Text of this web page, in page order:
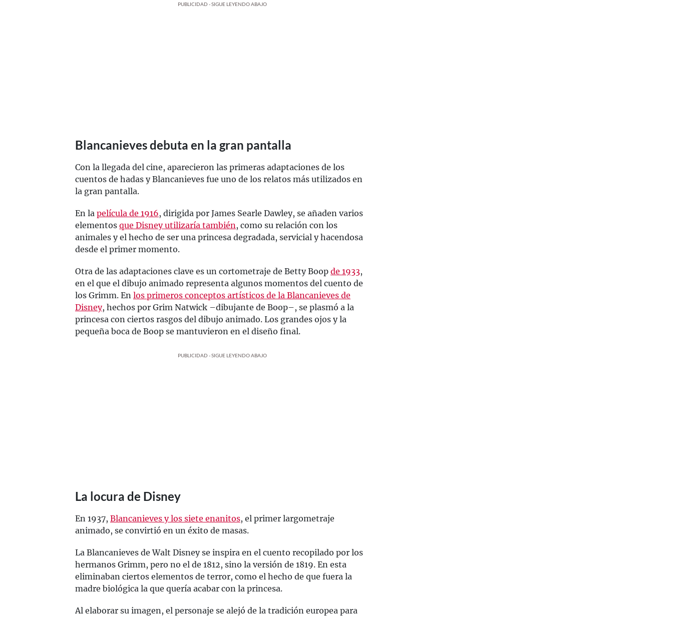
PUBLICIDAD - SIGUE LEYENDO ABAJO
Blancanieves debuta en la gran pantalla
Con la llegada del cine, aparecieron las primeras adaptaciones de los
cuentos de hadas y Blancanieves fue uno de los relatos más utilizados en
la gran pantalla.
En la película de 1916, dirigida por James Searle Dawley, se añaden varios
elementos que Disney utilizaría también, como su relación con los
animales y el hecho de ser una princesa degradada, servicial y hacendosa
desde el primer momento.
Otra de las adaptaciones clave es un cortometraje de Betty Boop de 1933,
en el que el dibujo animado representa algunos momentos del cuento de
los Grimm. En los primeros conceptos artísticos de la Blancanieves de
Disney, hechos por Grim Natwick –dibujante de Boop–, se plasmó a la
princesa con ciertos rasgos del dibujo animado. Los grandes ojos y la
pequeña boca de Boop se mantuvieron en el diseño final.
PUBLICIDAD - SIGUE LEYENDO ABAJO
La locura de Disney
En 1937, Blancanieves y los siete enanitos, el primer largometraje
animado, se convirtió en un éxito de masas.
La Blancanieves de Walt Disney se inspira en el cuento recopilado por los
hermanos Grimm, pero no el de 1812, sino la versión de 1819. En esta
eliminaban ciertos elementos de terror, como el hecho de que fuera la
madre biológica la que quería acabar con la princesa.
Al elaborar su imagen, el personaje se alejó de la tradición europea para